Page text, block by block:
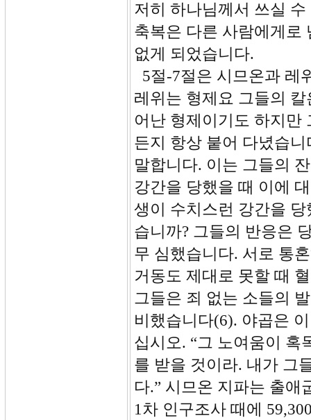
저히 하나님께서 쓰실
축복은 다른 사람에게로
없게 되었습니다.
5절-7절은 시므온과 레
레위는 형제요 그들의
어난 형제이기도 하지만
든지 항상 붙어 다녔습
말합니다. 이는 그들의
강간을 당했을 때 이에
생이 수치스런 강간을
습니까? 그들의 반응은
무 심했습니다. 서로 통
거동도 제대로 못할 때
그들은 죄 없는 소들의
비했습니다(6). 야곱은
십시오. “그 노여움이 혹
를 받을 것이라. 내가 그
다.” 시므온 지파는 출애
1차 인구조사 때에